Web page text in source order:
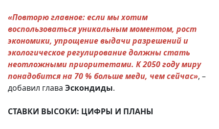
«Повторю главное: если мы хотим
воспользоваться уникальным моментом, рост
экономики, упрощение выдачи разрешений и
экологическое регулирование должны стать
неотложными приоритетами. К 2050 году миру
понадобится на 70 % больше меди, чем сейчас», –
добавил глава Эскондиды.
СТАВКИ ВЫСОКИ: ЦИФРЫ И ПЛАНЫ